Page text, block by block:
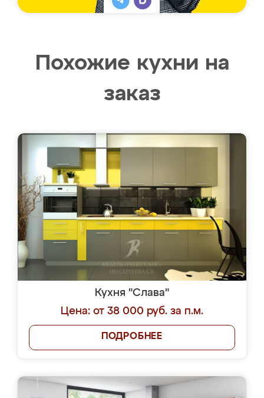
Похожие кухни на
заказ
Кухня "Слава"
Цена: от 38 000 руб. за п.м.
ПОДРОБНЕЕ